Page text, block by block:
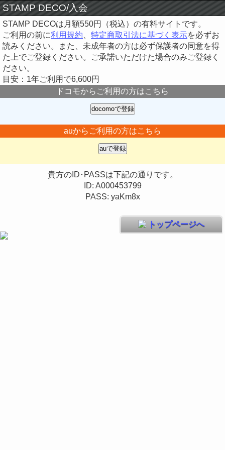
STAMP DECO/入会
STAMP DECOは月額550円（税込）の有料サイトです。
ご利用の前に利用規約 特定商取引法に基づく表示を必ずお
読みください。また、未成年者の方は必ず保護者の同意を得
た上でご登録ください。ご承諾いただけた場合のみご登録く
ださい。
目安：1年ご利用で6,600円
ドコモからご利用の方はこちら
auからご利用の方はこちら
貴方のID･PASSは下記の通りです。
ID: A000453799
PASS: yaKm8x
トップページへ